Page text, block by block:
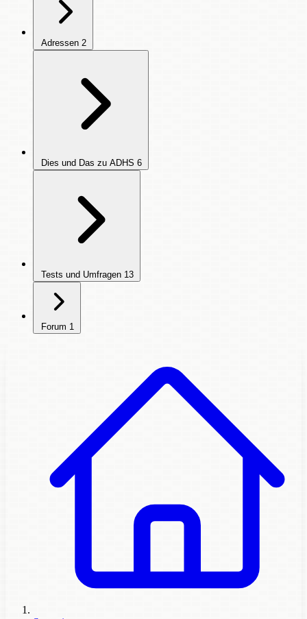
Adressen 2
Dies und Das zu ADHS 6
Tests und Umfragen 13
Forum 1